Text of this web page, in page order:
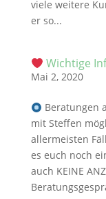
viele weitere
er so...
Wichtige
Mai 2, 2020
Beratungen
mit Steffen
allermeisten
es euch noch
auch KEINE